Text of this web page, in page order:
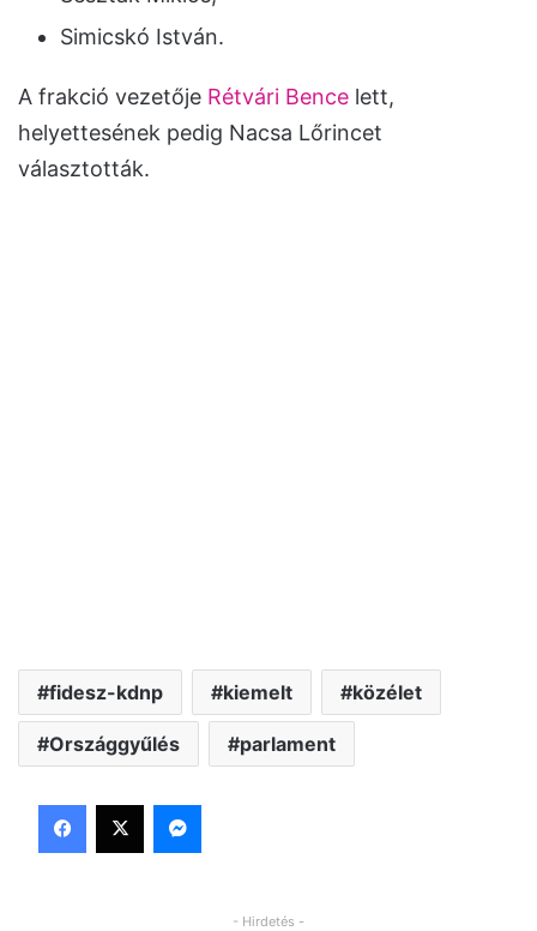
Simicskó István.
A frakció vezetője Rétvári Bence lett,
helyettesének pedig Nacsa Lőrincet
választották.
fidesz-kdnp kiemelt közélet
Országgyűlés parlament
Facebook
X Messenger
- Hirdetés -